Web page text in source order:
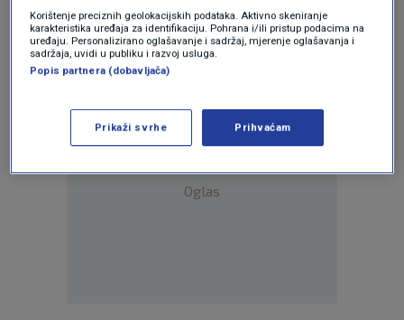
Oglas
Korištenje preciznih geolokacijskih podataka. Aktivno skeniranje
karakteristika uređaja za identifikaciju. Pohrana i/ili pristup podacima na
uređaju. Personalizirano oglašavanje i sadržaj, mjerenje oglašavanja i
sadržaja, uvidi u publiku i razvoj usluga.
Popis partnera (dobavljača)
Prikaži svrhe Prihvaćam